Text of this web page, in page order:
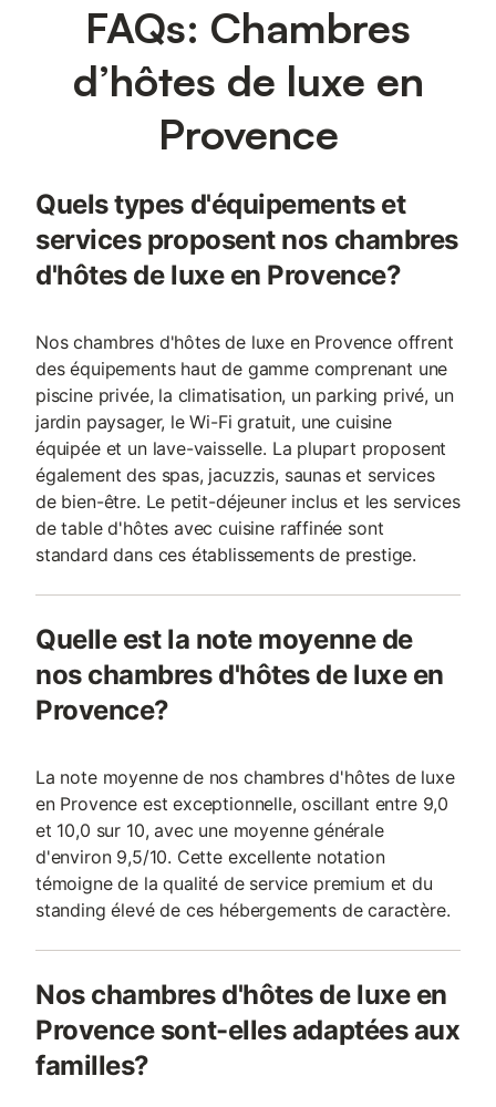
FAQs: Chambres
d’hôtes de luxe en
Provence
Quels types d'équipements et
services proposent nos chambres
d'hôtes de luxe en Provence?
Nos chambres d'hôtes de luxe en Provence offrent
des équipements haut de gamme comprenant une
piscine privée, la climatisation, un parking privé, un
jardin paysager, le Wi-Fi gratuit, une cuisine
équipée et un lave-vaisselle. La plupart proposent
également des spas, jacuzzis, saunas et services
de bien-être. Le petit-déjeuner inclus et les services
de table d'hôtes avec cuisine raffinée sont
standard dans ces établissements de prestige.
Quelle est la note moyenne de
nos chambres d'hôtes de luxe en
Provence?
La note moyenne de nos chambres d'hôtes de luxe
en Provence est exceptionnelle, oscillant entre 9,0
et 10,0 sur 10, avec une moyenne générale
d'environ 9,5/10. Cette excellente notation
témoigne de la qualité de service premium et du
standing élevé de ces hébergements de caractère.
Nos chambres d'hôtes de luxe en
Provence sont-elles adaptées aux
familles?